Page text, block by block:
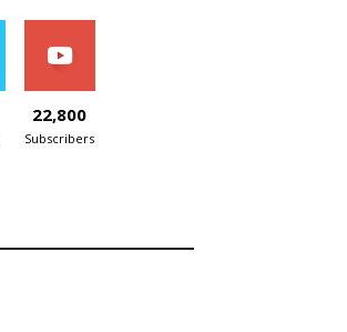
22,800
Subscribers